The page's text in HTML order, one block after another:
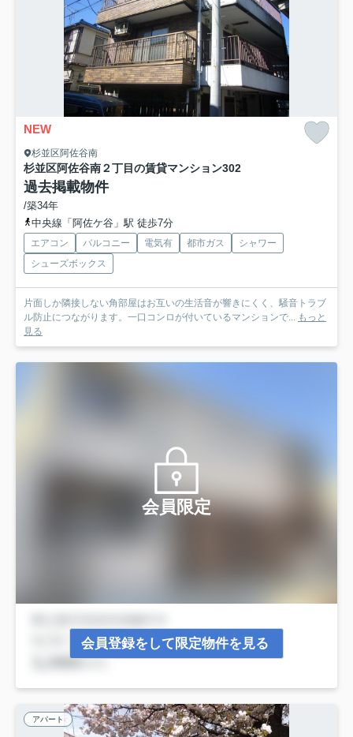
NEW
杉並区阿佐谷南
杉並区阿佐谷南２丁目の賃貸マンション302
過去掲載物件
/築34年
中央線「阿佐ケ谷」駅 徒歩7分
エアコン バルコニー 電気有 都市ガス
シャワー
シューズボックス
片面しか隣接しない角部屋はお互いの生活音が響きにくく、騒音トラブ
ル防止につながります。一口コンロが付いているマンションで... もっと
見る
会員限定
会員登録をして限定物件を見る
アパート